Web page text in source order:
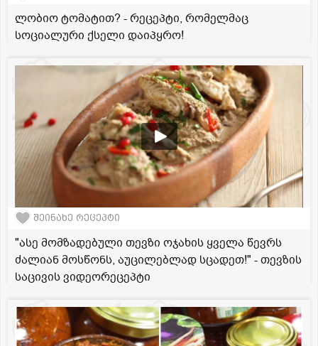
ლობიო ტომატით? - რეცეპტი, რომელმაც
სოციალური ქსელი დაიპყრო!
შეინახე რეცეპტი
"ასე მომზადებული თევზი ოჯახის ყველა წევრს
ძალიან მოსწონს, აუცილებლად სცადეთ!" - თევზის
საცივის ვიდეორეცეპტი